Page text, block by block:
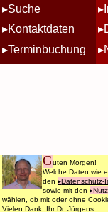
Suche
Kontaktdaten
Terminbuchung
Guten Morgen!
Welche Daten wie
den Datenschutz-
sowie mit den
wählen, ob mit oder ohne
Vielen Dank, Ihr Dr. Jürgens